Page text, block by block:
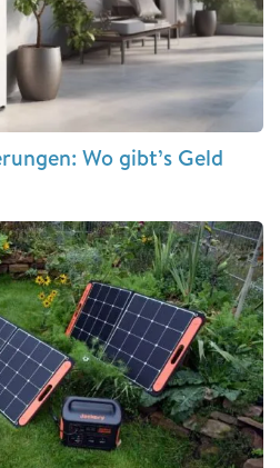
Wo gibt’s Geld